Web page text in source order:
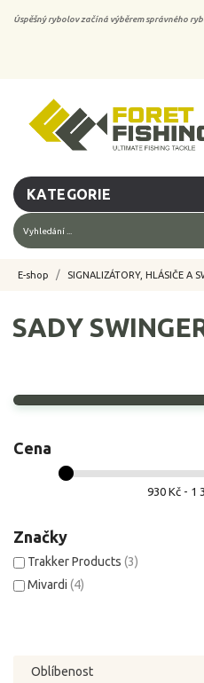
Úspěšný rybolov začíná výběrem správného
KATEGORIE
E-shop SIGNALIZÁTORY, HLÁSIČE A
SADY
Cena
930 Kč - 1
Značky
Trakker Products (3)
Mivardi (4)
Oblíbenost